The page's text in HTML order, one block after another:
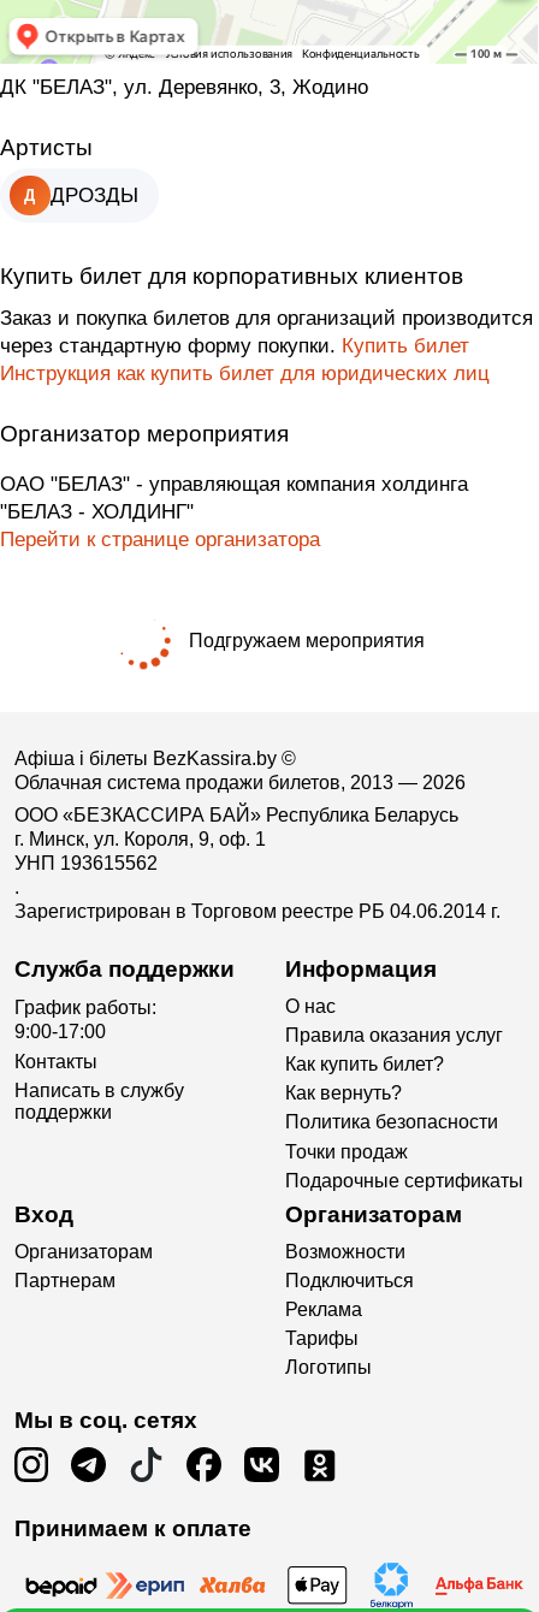
ДК "БЕЛАЗ", ул. Деревянко, 3, Жодино
Артисты
Д ДРОЗДЫ
Купить билет для корпоративных клиентов
Заказ и покупка билетов для организаций производится
через стандартную форму покупки. Купить билет
Инструкция как купить билет для юридических лиц
Организатор мероприятия
ОАО "БЕЛАЗ" - управляющая компания холдинга
"БЕЛАЗ - ХОЛДИНГ"
Перейти к странице организатора
Подгружаем мероприятия
Афіша і білеты BezKassira.by ©
Облачная система продажи билетов, 2013 — 2026
ООО «БЕЗКАССИРА БАЙ» Республика Беларусь
г. Минск, ул. Короля, 9, оф. 1
УНП 193615562
.
Зарегистрирован в Торговом реестре РБ 04.06.2014 г.
Служба поддержки
График работы:
9:00-17:00
Контакты
Написать в службу
поддержки
Информация
О нас
Правила оказания услуг
Как купить билет?
Как вернуть?
Политика безопасности
Точки продаж
Подарочные сертификаты
Вход
Организаторам
Партнерам
Организаторам
Возможности
Подключиться
Реклама
Тарифы
Логотипы
Мы в соц. сетях
Принимаем к оплате